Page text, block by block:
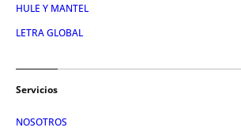
HULE Y MANTEL
LETRA GLOBAL
Servicios
NOSOTROS